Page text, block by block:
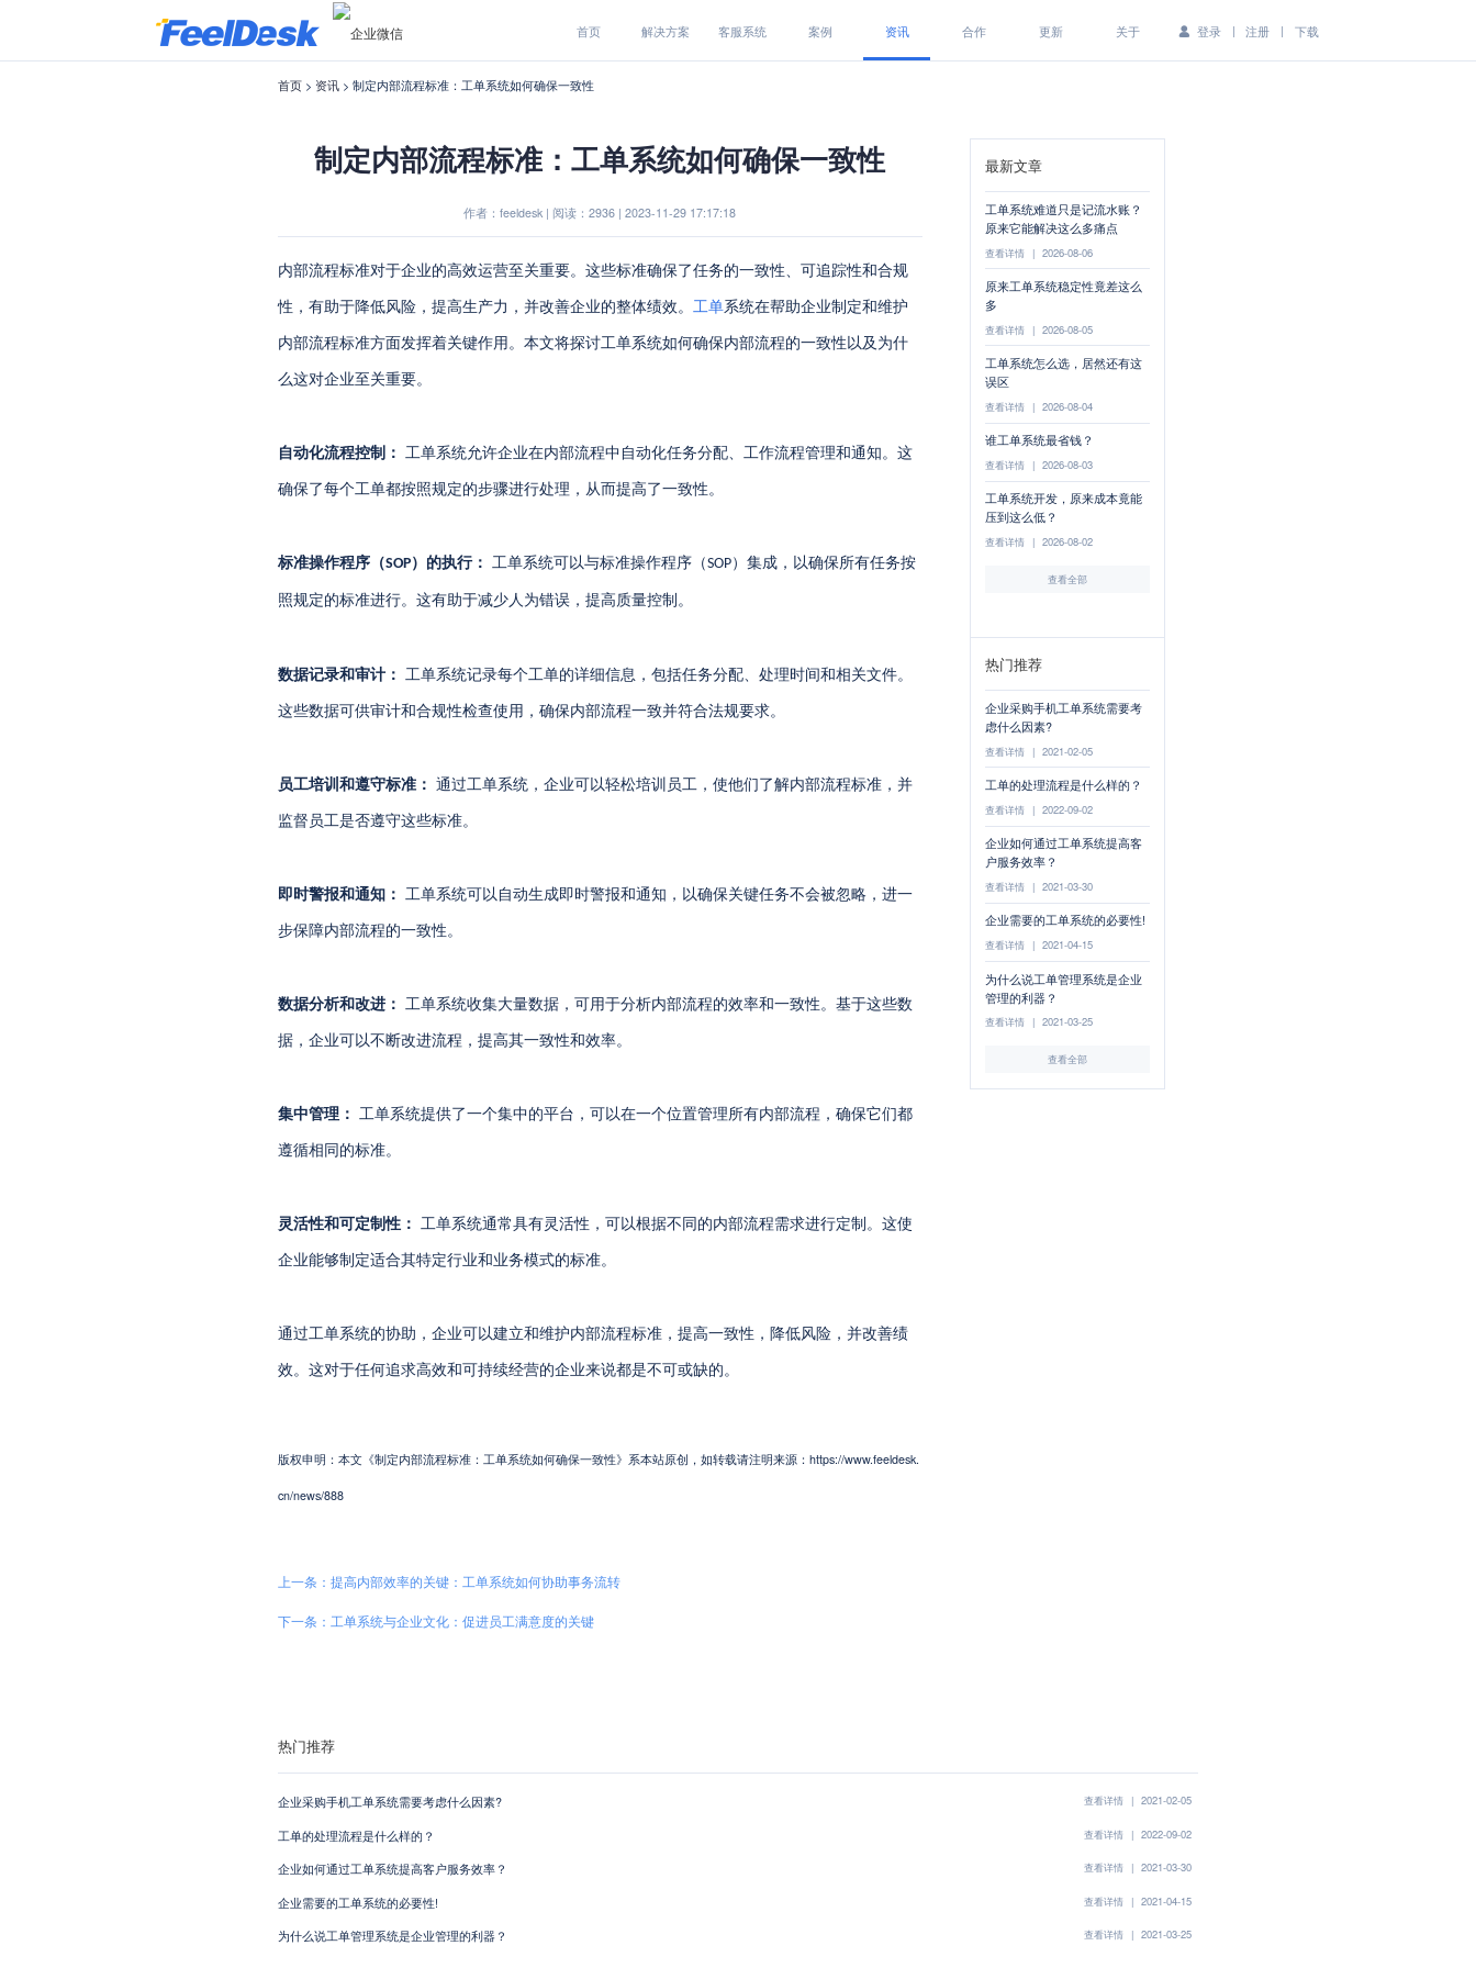
首页 解决方案 客服系统 案例 资讯 合作 更新 关于 登录 | 注册 | 下载
首页> 资讯> 制定内部流程标准：工单系统如何确保一致性
制定内部流程标准：工单系统如何确保一致性
作者：feeldesk | 阅读：2936 | 2023-11-29 17:17:18
内部流程标准对于企业的高效运营至关重要。这些标准确保了任务的一致性、可追踪性和合规
性，有助于降低风险，提高生产力，并改善企业的整体绩效。 工单系统在帮助企业制定和维护
内部流程标准方面发挥着关键作用。本文将探讨工单系统如何确保内部流程的一致性以及为什
么这对企业至关重要。
自动化流程控制： 工单系统允许企业在内部流程中自动化任务分配、工作流程管理和通知。这
确保了每个工单都按照规定的步骤进行处理，从而提高了一致性。
标准操作程序（SOP）的执行： 工单系统可以与标准操作程序（SOP）集成，以确保所有任务按
照规定的标准进行。这有助于减少人为错误，提高质量控制。
数据记录和审计： 工单系统记录每个工单的详细信息，包括任务分配、处理时间和相关文件。
这些数据可供审计和合规性检查使用，确保内部流程一致并符合法规要求。
员工培训和遵守标准： 通过工单系统，企业可以轻松培训员工，使他们了解内部流程标准，并
监督员工是否遵守这些标准。
即时警报和通知： 工单系统可以自动生成即时警报和通知，以确保关键任务不会被忽略，进一
步保障内部流程的一致性。
数据分析和改进： 工单系统收集大量数据，可用于分析内部流程的效率和一致性。基于这些数
据，企业可以不断改进流程，提高其一致性和效率。
集中管理： 工单系统提供了一个集中的平台，可以在一个位置管理所有内部流程，确保它们都
遵循相同的标准。
灵活性和可定制性： 工单系统通常具有灵活性，可以根据不同的内部流程需求进行定制。这使
企业能够制定适合其特定行业和业务模式的标准。
通过工单系统的协助，企业可以建立和维护内部流程标准，提高一致性，降低风险，并改善绩
效。这对于任何追求高效和可持续经营的企业来说都是不可或缺的。
版权申明：本文《制定内部流程标准：工单系统如何确保一致性》系本站原创，如转载请注明来源：https://www.feeldesk.
cn/news/888
最新文章
工单系统难道只是记流水账？
原来它能解决这么多痛点
查看详情 | 2026-08-06
原来工单系统稳定性竟差这么
多
查看详情 | 2026-08-05
工单系统怎么选，居然还有这
误区
查看详情 | 2026-08-04
谁工单系统最省钱？
查看详情 | 2026-08-03
工单系统开发，原来成本竟能
压到这么低？
查看详情 | 2026-08-02
查看全部
热门推荐
企业采购手机工单系统需要考
虑什么因素?
查看详情 | 2021-02-05
工单的处理流程是什么样的？
查看详情 | 2022-09-02
企业如何通过工单系统提高客
户服务效率？
查看详情 | 2021-03-30
企业需要的工单系统的必要性!
查看详情 | 2021-04-15
为什么说工单管理系统是企业
管理的利器？
查看详情 | 2021-03-25
查看全部
上一条：提高内部效率的关键：工单系统如何协助事务流转
下一条：工单系统与企业文化：促进员工满意度的关键
热门推荐
企业采购手机工单系统需要考虑什么因素? 查看详情 | 2021-02-05
工单的处理流程是什么样的？ 查看详情 | 2022-09-02
企业如何通过工单系统提高客户服务效率？ 查看详情 | 2021-03-30
企业需要的工单系统的必要性! 查看详情 | 2021-04-15
为什么说工单管理系统是企业管理的利器？ 查看详情 | 2021-03-25